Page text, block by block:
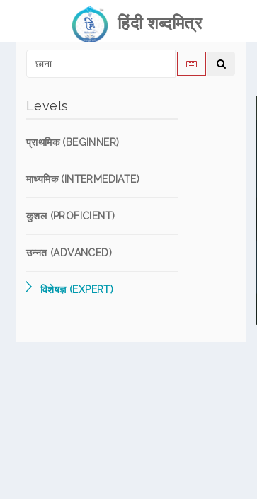
हिंदी शब्दमित्र
Levels
प्राथमिक (BEGINNER)
माध्यमिक (INTERMEDIATE)
कुशल (PROFICIENT)
उन्नत (ADVANCED)
विशेषज्ञ (EXPERT)